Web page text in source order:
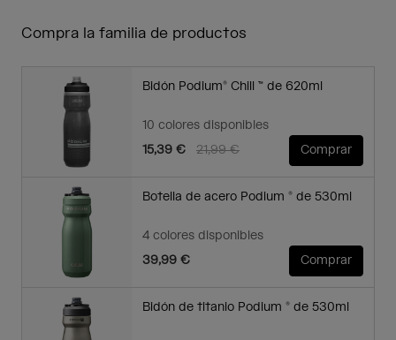
Compra la familia de productos
Bidón Podium® Chill ™ de 620ml
10 colores disponibles
Price reduced from
21,99 €to
15,39 € Comprar
Botella de acero Podium ® de 530ml
4 colores disponibles
39,99 €
Comprar
Bidón de titanio Podium ® de 530ml